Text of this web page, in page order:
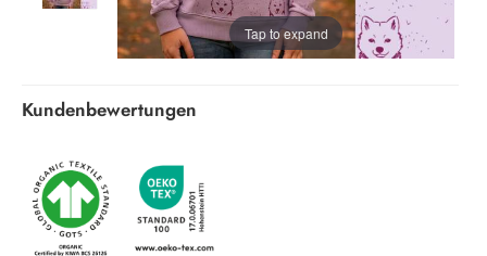
Tap to expand
Kundenbewertungen